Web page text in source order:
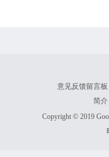
意见反馈留言板
简介
Copyright © 2019